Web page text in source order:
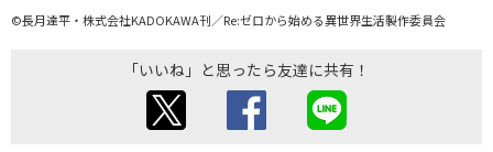
©長月達平・株式会社KADOKAWA刊／Re:ゼロから始める異世界生活製作委員会
「いいね」と思ったら友達に共有！